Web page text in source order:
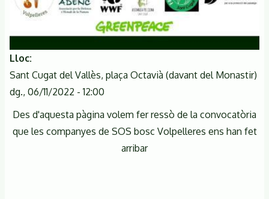
Lloc
Sant Cugat del Vallès, plaça Octavià (davant del Monastir)
dg., 06/11/2022 - 12:00
Des d'aquesta pàgina volem fer ressò de la convocatòria
que les companyes de SOS bosc Volpelleres ens han fet
arribar